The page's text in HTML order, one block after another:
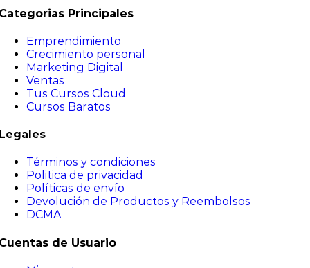
Principales
Emprendimiento
Crecimiento personal
Marketing Digital
Ventas
Tus Cursos Cloud
Cursos Baratos
Términos y condiciones
Politica de privacidad
Políticas de envío
Devolución de Productos y Reembolsos
DCMA
de Usuario